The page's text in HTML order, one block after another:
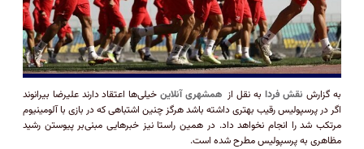
به گزارش نقش فردا به نقل ازهمشهری آنلاین خیلی‌ها اعتقاد دارند علیرضا بیرانوند
اگر در پرسپولیس رقیب بهتری داشته باشد هرگز چنین اشتباهی که در بازی با آلومینیوم
مرتکب شد را انجام نخواهد داد. در همین راستا نیز خبرهایی مبنی‌بر پیوستن رشید
مظاهری به پرسپولیس مطرح شده است.